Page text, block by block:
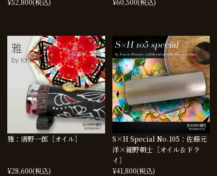
¥52,800(税込)
¥60,500(税込)
雅：清野一郎［オイル］
¥28,600(税込)
S×H Special No.105：佐藤元
洋×細野朝士［オイル＆ドラ
イ］
¥41,800(税込)